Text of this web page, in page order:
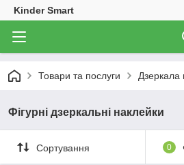
Kinder Smart
Товари та послуги Дзеркала
Фігурні дзеркальні наклейки
Сортування 0